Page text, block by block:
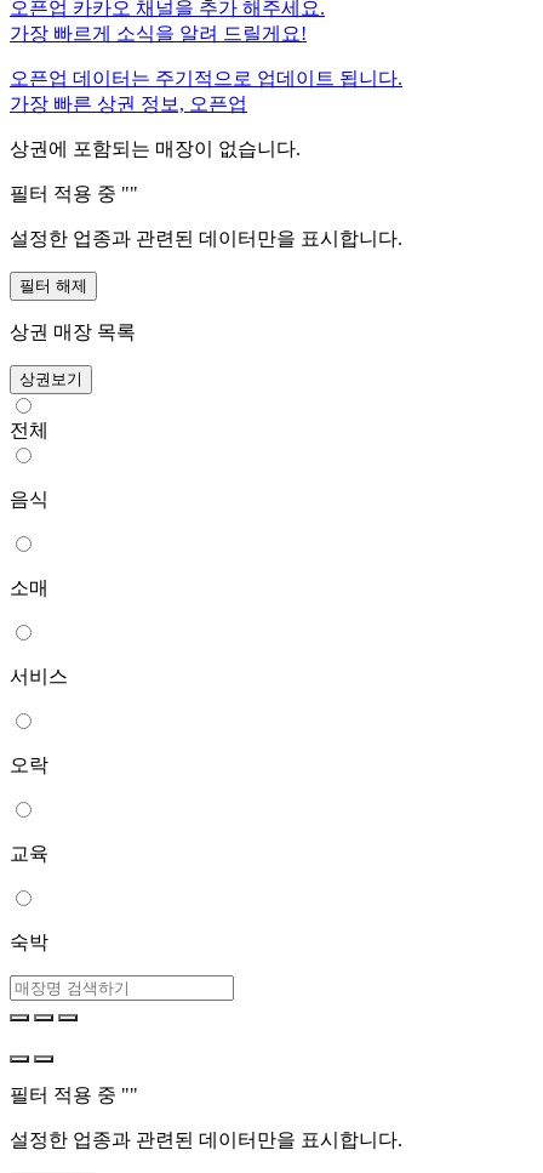
오픈업 카카오 채널을 추가 해주세요.
가장 빠르게 소식을 알려 드릴게요!
오픈업 데이터는 주기적으로 업데이트 됩니다.
가장 빠른 상권 정보, 오픈업
상권에 포함되는 매장이 없습니다.
필터 적용 중 ""
설정한 업종과 관련된 데이터만을 표시합니다.
필터 해제
상권 매장 목록
상권보기
전체
음식
소매
서비스
오락
교육
숙박
필터 적용 중 ""
설정한 업종과 관련된 데이터만을 표시합니다.